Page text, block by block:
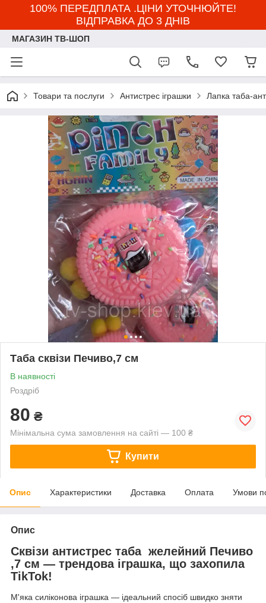
100% ПЕРЕДПЛАТА .ЦІНИ УТОЧНЮЙТЕ!
ВІДПРАВКА ДО 3 ДНІВ
МАГАЗИН ТВ-ШОП
Товари та послуги Антистрес іграшки Лапка таба-
Таба сквізи Печиво,7 см
В наявності
Роздріб
80 ₴
Мінімальна сума замовлення на сайті — 100 ₴
Купити
Опис Характеристики Доставка Оплата Умови
Опис
Сквізи антистрес таба желейний Печиво
,7 см — трендова іграшка, що захопила
TikTok!
М'яка силіконова іграшка — ідеальний спосіб швидко зняти